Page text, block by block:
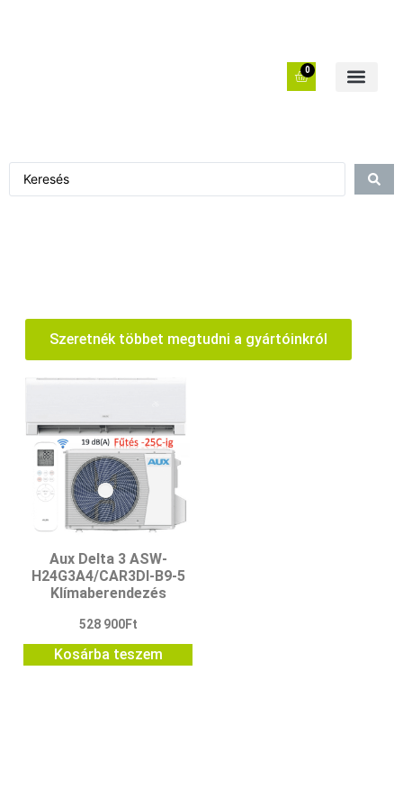
0
Szeretnék többet megtudni a gyártóinkról
Aux Delta 3 ASW-
H24G3A4/CAR3DI-B9-5
Klímaberendezés
528 900Ft
Kosárba teszem